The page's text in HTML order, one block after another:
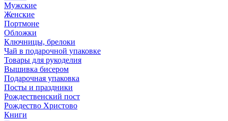
Мужские
Женские
Портмоне
Обложки
Ключницы, брелоки
Чай в подарочной упаковке
Товары для рукоделия
Вышивка бисером
Подарочная упаковка
Посты и праздники
Рождественский пост
Рождество Христово
Книги